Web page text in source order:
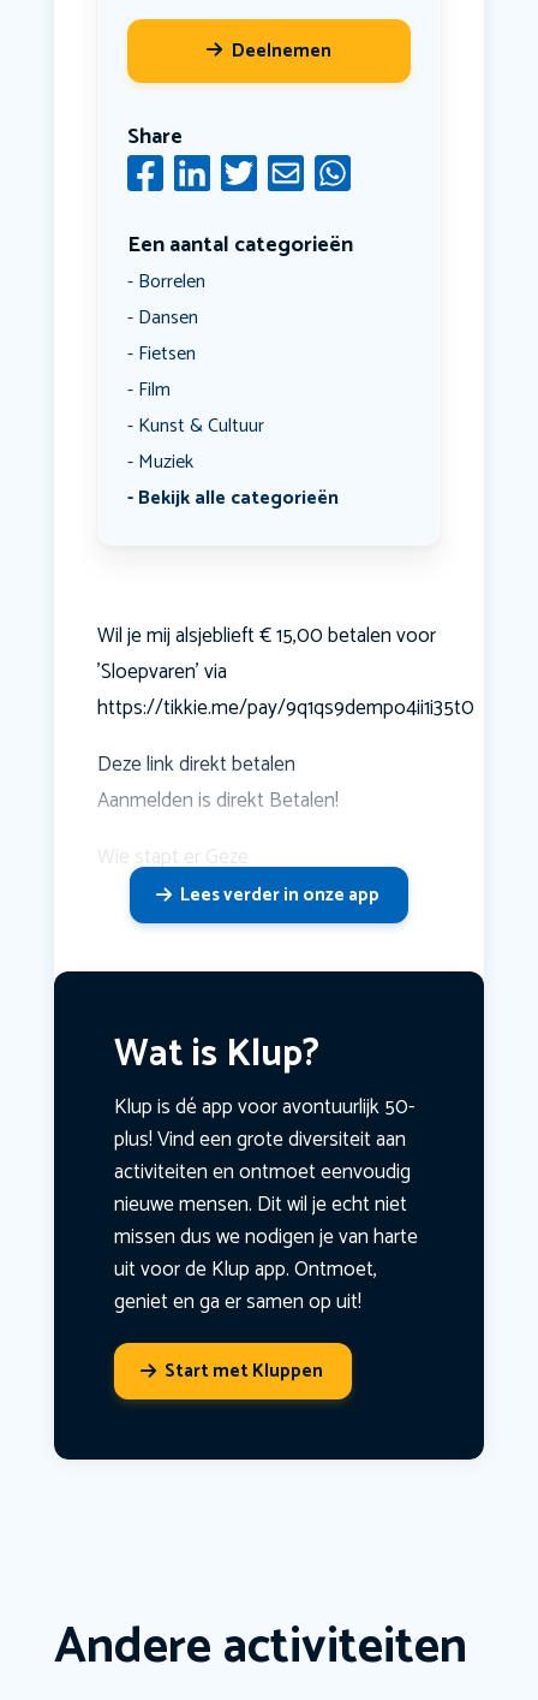
Deelnemen
Share
Een aantal categorieën
Borrelen
Dansen
Fietsen
Film
Kunst & Cultuur
Muziek
Bekijk alle categorieën
Wil je mij alsjeblieft € 15,00 betalen voor
'Sloepvaren' via
https://tikkie.me/pay/9q1qs9dempo4ii1i35t0
Deze link direkt betalen
Aanmelden is direkt Betalen!
Wie stapt er Geze
Lees verder in onze app
Wat is Klup?
Klup is dé app voor avontuurlijk 50-
plus! Vind een grote diversiteit aan
activiteiten en ontmoet eenvoudig
nieuwe mensen. Dit wil je echt niet
missen dus we nodigen je van harte
uit voor de Klup app. Ontmoet,
geniet en ga er samen op uit!
Start met Kluppen
Andere activiteiten